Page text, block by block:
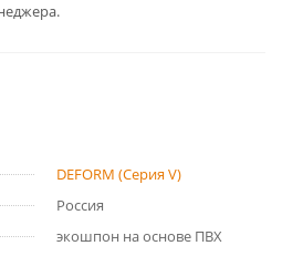
DEFORM (Серия V)
Россия
экошпон на основе ПВХ